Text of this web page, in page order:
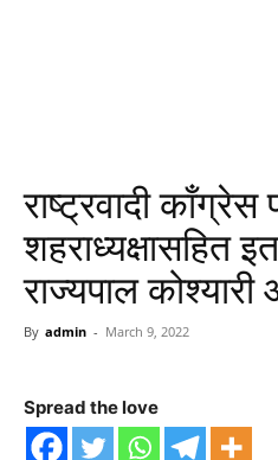
राष्ट्रवादी काँग्रेस
शहराध्यक्षासहित
राज्यपाल
By admin - March 9, 2022
Spread the love